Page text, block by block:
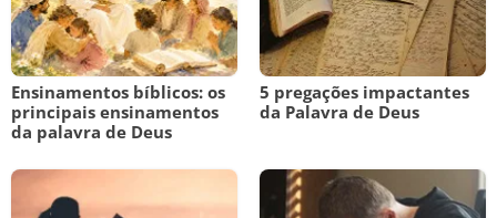
Ensinamentos bíblicos: os
principais ensinamentos
da palavra de Deus
5 pregações impactantes
da Palavra de Deus